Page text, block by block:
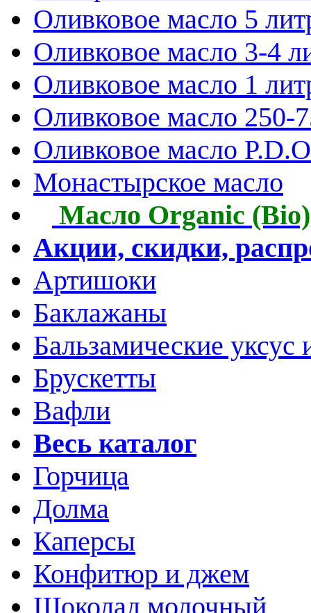
Оливковое масло 5
Оливковое масло 3-4
Оливковое масло 1
Оливковое масло 250-
Оливковое масло
Монастырское масло
Масло Organic (Bio)
Акции, скидки,
Артишоки
Баклажаны
Бальзамические уксус
Брускетты
Вафли
Весь каталог
Горчица
Долма
Каперсы
Конфитюр и джем
Шоколад молочный